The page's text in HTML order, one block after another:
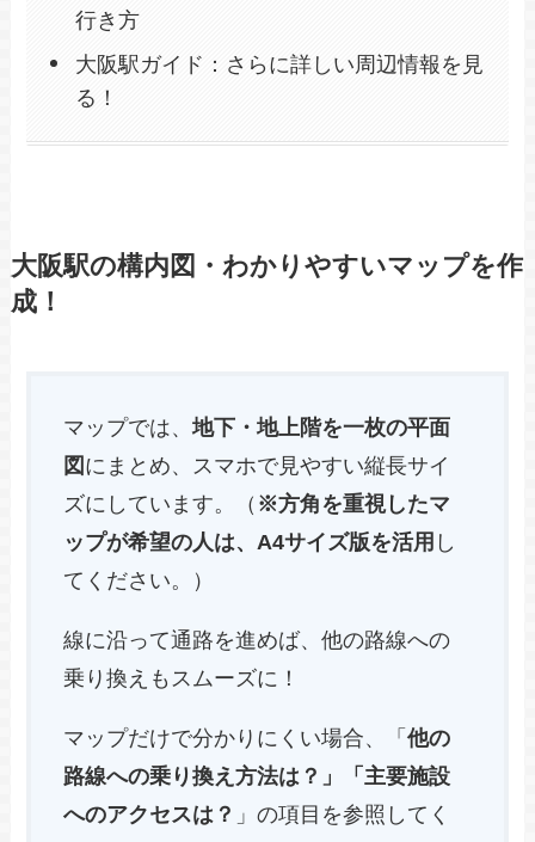
行き方
大阪駅ガイド：さらに詳しい周辺情報を見
る！
大阪駅の構内図・わかりやすいマップを作
成！
マップでは、地下・地上階を一枚の平面
図 にまとめ、スマホで見やすい縦長サイ
ズにしています。（ ※方角を重視したマ
ップが希望の人は、A4サイズ版を活用 し
てください。）
線に沿って通路を進めば、他の路線への
乗り換えもスムーズに！
マップだけで分かりにくい場合、「他の
路線への乗り換え方法は？」「主要施設
へのアクセスは？ 」の項目を参照してく